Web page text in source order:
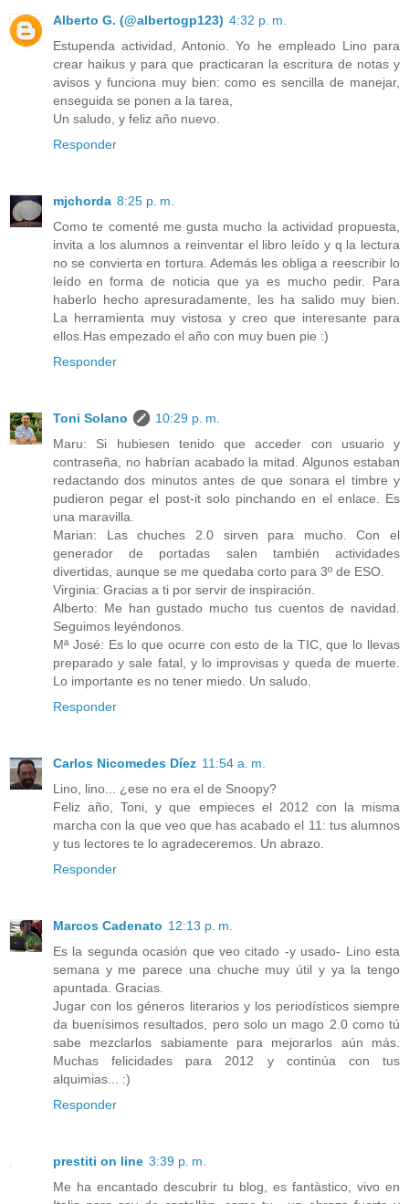
Alberto G. (@albertogp123) 4:32 p. m.
Estupenda actividad, Antonio. Yo he empleado Lino para
crear haikus y para que practicaran la escritura de notas y
avisos y funciona muy bien: como es sencilla de manejar,
enseguida se ponen a la tarea,
Un saludo, y feliz año nuevo.
Responder
mjchorda 8:25 p. m.
Como te comenté me gusta mucho la actividad propuesta,
invita a los alumnos a reinventar el libro leído y q la lectura
no se convierta en tortura. Además les obliga a reescribir lo
leído en forma de noticia que ya es mucho pedir. Para
haberlo hecho apresuradamente, les ha salido muy bien.
La herramienta muy vistosa y creo que interesante para
ellos.Has empezado el año con muy buen pie :)
Responder
Toni Solano
10:29 p. m.
Maru: Si hubiesen tenido que acceder con usuario y
contraseña, no habrían acabado la mitad. Algunos estaban
redactando dos minutos antes de que sonara el timbre y
pudieron pegar el post-it solo pinchando en el enlace. Es
una maravilla.
Marian: Las chuches 2.0 sirven para mucho. Con el
generador de portadas salen también actividades
divertidas, aunque se me quedaba corto para 3º de ESO.
Virginia: Gracias a ti por servir de inspiración.
Alberto: Me han gustado mucho tus cuentos de navidad.
Seguimos leyéndonos.
Mª José: Es lo que ocurre con esto de la TIC, que lo llevas
preparado y sale fatal, y lo improvisas y queda de muerte.
Lo importante es no tener miedo. Un saludo.
Responder
Carlos Nicomedes Díez 11:54 a. m.
Lino, lino... ¿ese no era el de Snoopy?
Feliz año, Toni, y que empieces el 2012 con la misma
marcha con la que veo que has acabado el 11: tus alumnos
y tus lectores te lo agradeceremos. Un abrazo.
Responder
Marcos Cadenato 12:13 p. m.
Es la segunda ocasión que veo citado -y usado- Lino esta
semana y me parece una chuche muy útil y ya la tengo
apuntada. Gracias.
Jugar con los géneros literarios y los periodísticos siempre
da buenísimos resultados, pero solo un mago 2.0 como tú
sabe mezclarlos sabiamente para mejorarlos aún más.
Muchas felicidades para 2012 y continúa con tus
alquimias... :)
Responder
prestiti on line 3:39 p. m.
Me ha encantado descubrir tu blog, es fantàstico, vivo en